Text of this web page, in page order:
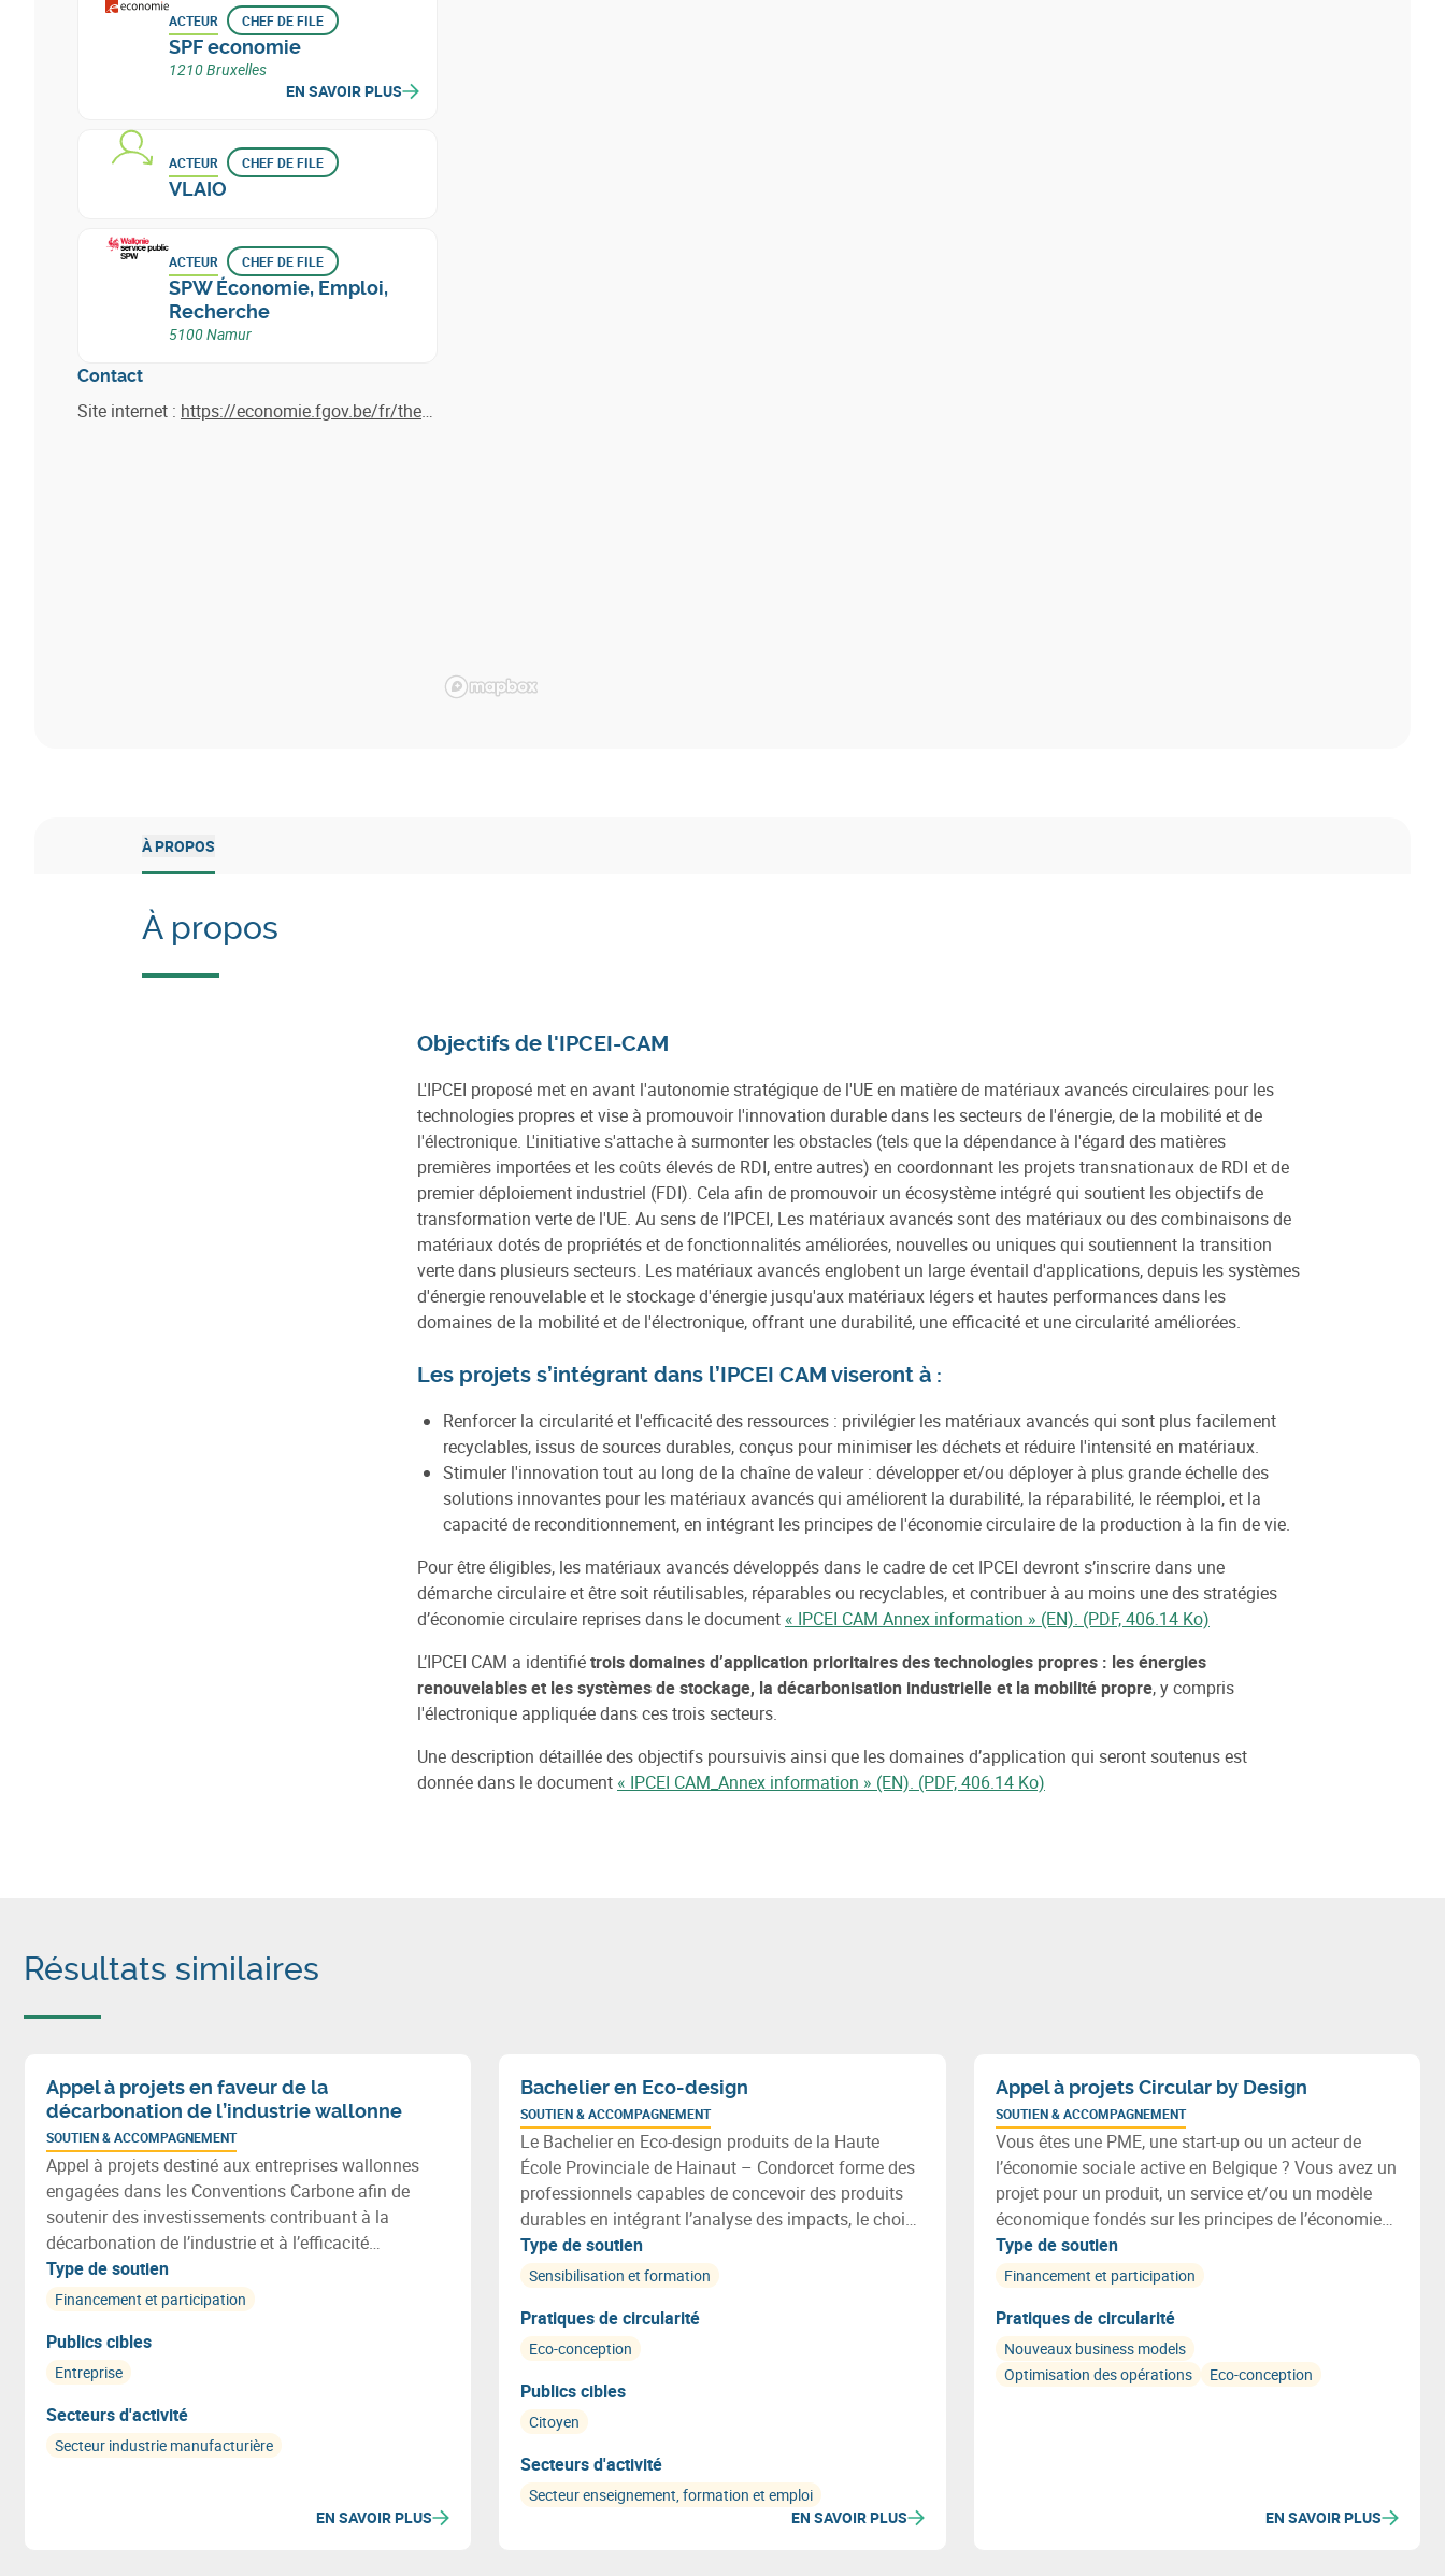
ACTEUR CHEF DE FILE
SPF economie
1210 Bruxelles
EN SAVOIR PLUS
ACTEUR CHEF DE FILE
VLAIO
ACTEUR CHEF DE FILE
SPW Économie, Emploi,
Recherche
5100 Namur
Contact
Site internet : https://economie.fgov.be/fr/themes/entreprises/appels-projets/projets-importants-dinteret/ipcei-dans-le-secteur-des
À PROPOS
À propos
Objectifs de l'IPCEI-CAM
L'IPCEI proposé met en avant l'autonomie stratégique de l'UE en matière de matériaux avancés circulaires pour les
technologies propres et vise à promouvoir l'innovation durable dans les secteurs de l'énergie, de la mobilité et de
l'électronique. L'initiative s'attache à surmonter les obstacles (tels que la dépendance à l'égard des matières
premières importées et les coûts élevés de RDI, entre autres) en coordonnant les projets transnationaux de RDI et de
premier déploiement industriel (FDI). Cela afin de promouvoir un écosystème intégré qui soutient les objectifs de
transformation verte de l'UE. Au sens de l’IPCEI, Les matériaux avancés sont des matériaux ou des combinaisons de
matériaux dotés de propriétés et de fonctionnalités améliorées, nouvelles ou uniques qui soutiennent la transition
verte dans plusieurs secteurs. Les matériaux avancés englobent un large éventail d'applications, depuis les systèmes
d'énergie renouvelable et le stockage d'énergie jusqu'aux matériaux légers et hautes performances dans les
domaines de la mobilité et de l'électronique, offrant une durabilité, une efficacité et une circularité améliorées.
Les projets s’intégrant dans l’IPCEI CAM viseront à :
Renforcer la circularité et l'efficacité des ressources : privilégier les matériaux avancés qui sont plus facilement
recyclables, issus de sources durables, conçus pour minimiser les déchets et réduire l'intensité en matériaux.
Stimuler l'innovation tout au long de la chaîne de valeur : développer et/ou déployer à plus grande échelle des
solutions innovantes pour les matériaux avancés qui améliorent la durabilité, la réparabilité, le réemploi, et la
capacité de reconditionnement, en intégrant les principes de l'économie circulaire de la production à la fin de vie.
Pour être éligibles, les matériaux avancés développés dans le cadre de cet IPCEI devront s’inscrire dans une
démarche circulaire et être soit réutilisables, réparables ou recyclables, et contribuer à au moins une des stratégies
d’économie circulaire reprises dans le document « IPCEI CAM Annex information » (EN). (PDF, 406.14 Ko)
L’IPCEI CAM a identifiétrois domaines d’application prioritaires des technologies propres : les énergies
renouvelables et les systèmes de stockage, la décarbonisation industrielle et la mobilité propre, y compris
l'électronique appliquée dans ces trois secteurs.
Une description détaillée des objectifs poursuivis ainsi que les domaines d’application qui seront soutenus est
donnée dans le document « IPCEI CAM_Annex information » (EN). (PDF, 406.14 Ko)
Résultats similaires
Appel à projets en faveur de la
décarbonation de l’industrie wallonne
SOUTIEN & ACCOMPAGNEMENT
Appel à projets destiné aux entreprises wallonnes
engagées dans les Conventions Carbone afin de
soutenir des investissements contribuant à la
décarbonation de l’industrie et à l’efficacité
énergétique. Les projets peuvent notamment
favoriser une utilisation plus efficiente des
transition vers une économie plus circulaire.
Type de soutien
Financement et participation
Publics cibles
Entreprise
Secteurs d'activité
Secteur industrie manufacturière
EN SAVOIR PLUS
Bachelier en Eco-design
SOUTIEN & ACCOMPAGNEMENT
Le Bachelier en Eco-design produits de la Haute
École Provinciale de Hainaut – Condorcet forme des
professionnels capables de concevoir des produits
durables en intégrant l’analyse des impacts, le choix
de matériaux recyclables, l’optimisation des
ressources et les principes de l’économie circulaire.
Type de soutien
Sensibilisation et formation
Pratiques de circularité
Eco-conception
Publics cibles
Citoyen
Secteurs d'activité
Secteur enseignement, formation et emploi
EN SAVOIR PLUS
Appel à projets Circular by Design
SOUTIEN & ACCOMPAGNEMENT
Vous êtes une PME, une start-up ou un acteur de
l’économie sociale active en Belgique ? Vous avez un
projet pour un produit, un service et/ou un modèle
économique fondés sur les principes de l’économie
circulaire ? Découvrez ce nouvel appel à projets
Circular by Design !
Type de soutien
Financement et participation
Pratiques de circularité
Nouveaux business models
Optimisation des opérations
Eco-conception
EN SAVOIR PLUS